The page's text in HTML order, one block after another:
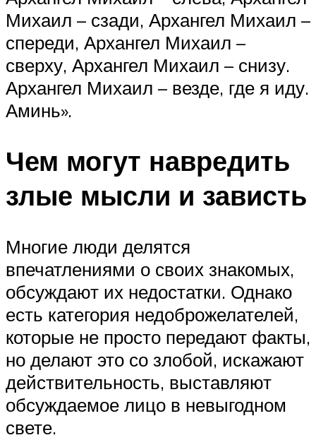
Михаил – сзади, Архангел Михаил –
спереди, Архангел Михаил –
сверху, Архангел Михаил – снизу.
Архангел Михаил – везде, где я иду.
Аминь».
Чем могут навредить
злые мысли и зависть
Многие люди делятся
впечатлениями о своих знакомых,
обсуждают их недостатки. Однако
есть категория недоброжелателей,
которые не просто передают факты,
но делают это со злобой, искажают
действительность, выставляют
обсуждаемое лицо в невыгодном
свете.